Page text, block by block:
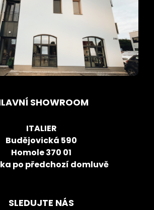
SHOWROOM
ITALIER
Budějovická 590
Homole 370 01
po předchozí domluvě
SLEDUJTE NÁS